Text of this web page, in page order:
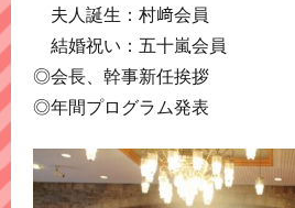
夫人誕生：村﨑会員
結婚祝い：五十嵐会員
◎会長、幹事新任挨拶
◎年間プログラム発表